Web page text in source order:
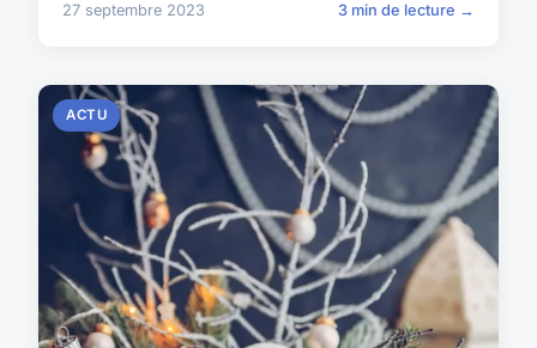
27 septembre 2023 3 min de lecture →
ACTU